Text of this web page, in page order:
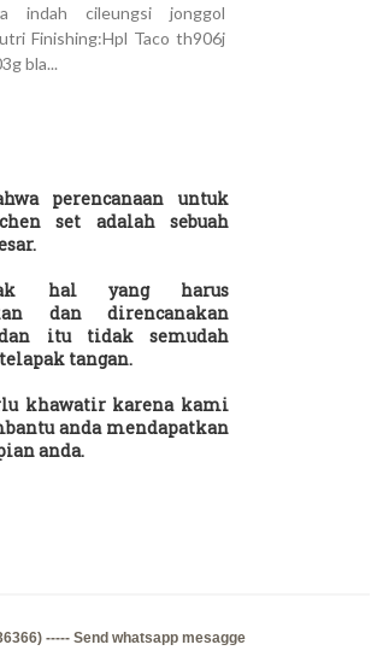
indah cileungsi jonggol
Finishing:Hpl Taco th906j
bla...
perencanaan untuk
set adalah sebuah
hal yang harus
dan direncanakan
itu tidak semudah
tangan.
khawatir karena kami
anda mendapatkan
anda.
----- Send whatsapp mesagge